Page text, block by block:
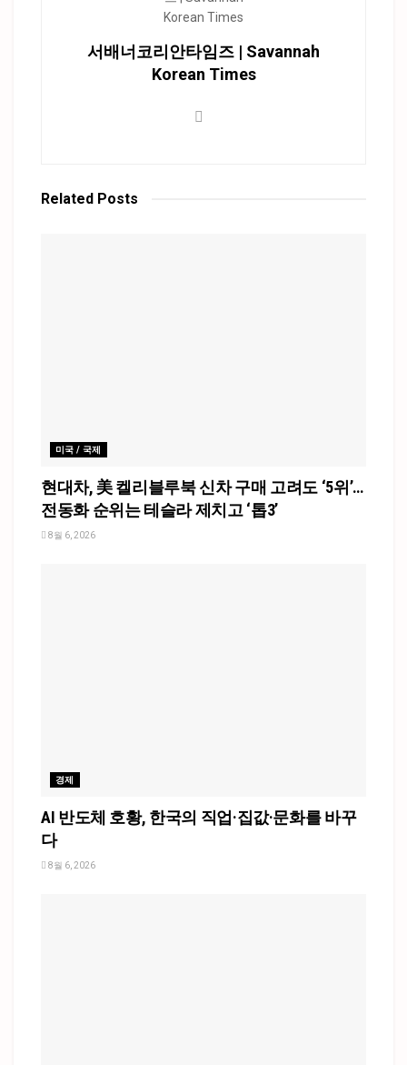
서배너코리안타임즈 | Savannah
Korean Times
Related Posts
미국 / 국제
현대차, 美 켈리블루북 신차 구매 고려도 ‘5위’…
전동화 순위는 테슬라 제치고 ‘톱3’
8월 6, 2026
경제
AI 반도체 호황, 한국의 직업·집값·문화를 바꾸
다
8월 6, 2026